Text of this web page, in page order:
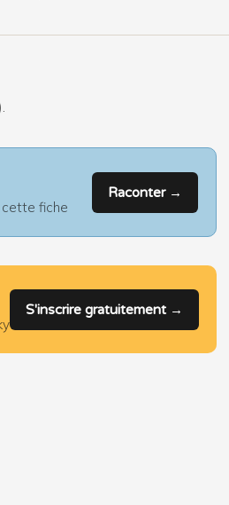
fiche
Raconter →
S'inscrire gratuitement →